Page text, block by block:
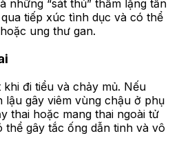
những “sát thủ” thầm lặng tấn
tiếp xúc tình dục và có thể
ung thư gan.
đi tiểu và chảy mủ. Nếu
lậu gây viêm vùng chậu ở phụ
thai hoặc mang thai ngoài tử
thể gây tắc ống dẫn tinh và vô